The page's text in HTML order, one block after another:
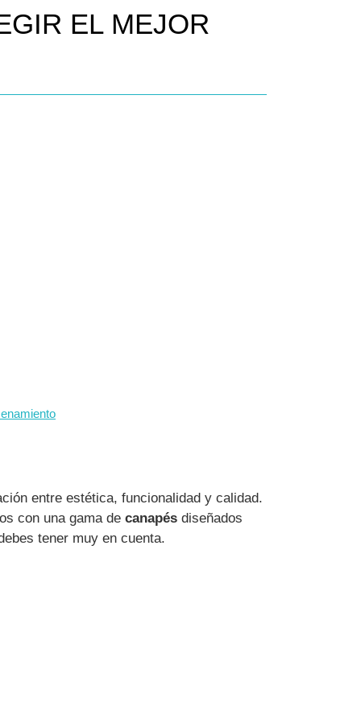
EL MEJOR
entre estética, funcionalidad y calidad.
con una gama de canapés diseñados
tener muy en cuenta.